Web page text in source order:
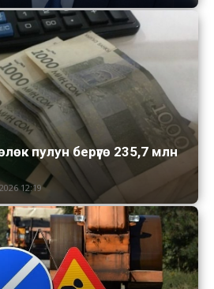
пулун берүүгө 235,7 млн
12:19